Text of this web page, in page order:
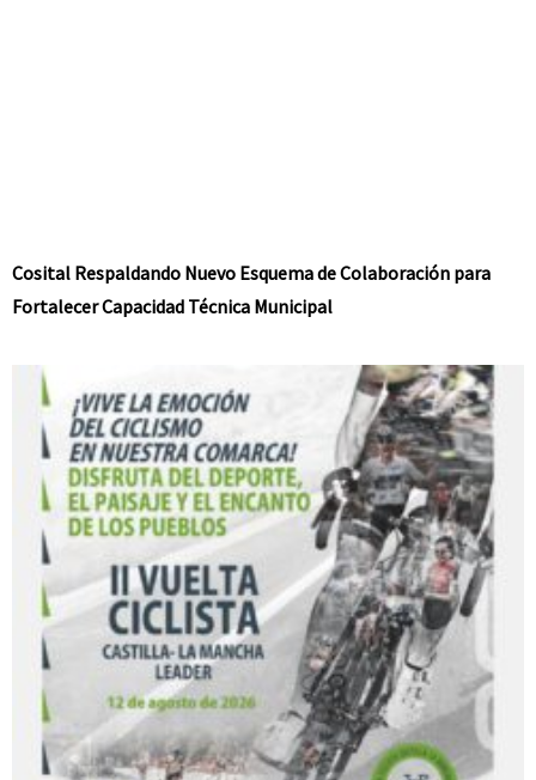
Cosital Respaldando Nuevo Esquema de Colaboración para
Fortalecer Capacidad Técnica Municipal